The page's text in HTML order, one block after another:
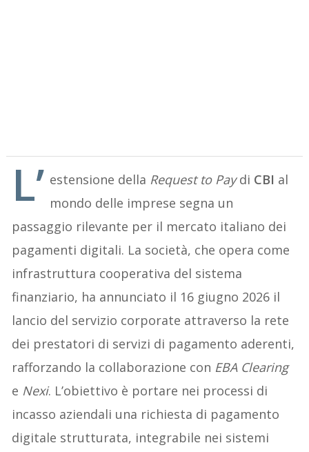
L’ estensione della Request to Paydi CBI al
mondo delle imprese segna un
passaggio rilevante per il mercato italiano dei
pagamenti digitali. La società, che opera come
infrastruttura cooperativa del sistema
finanziario, ha annunciato il 16 giugno 2026 il
lancio del servizio corporate attraverso la rete
dei prestatori di servizi di pagamento aderenti,
rafforzando la collaborazione con EBA Clearing
e Nexi. L’obiettivo è portare nei processi di
incasso aziendali una richiesta di pagamento
digitale strutturata, integrabile nei sistemi